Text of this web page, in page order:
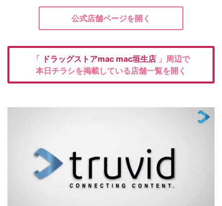
公式店舗ページを開く
「 ドラッグストアmac mac垣生店 」周辺で
本日チラシを掲載している店舗一覧を開く